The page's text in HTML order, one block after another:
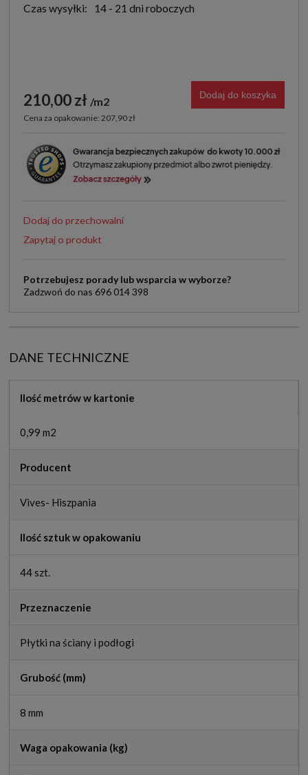
Czas wysyłki:
14 - 21 dni roboczych
210,00 zł m2
Cena za opakowanie: 207,90 zł
Dodaj do koszyka
Dodaj do przechowalni
Zapytaj o produkt
Potrzebujesz porady lub wsparcia w wyborze?
Zadzwoń do nas 696 014 398
DANE TECHNICZNE
Ilość metrów w kartonie
0,99 m2
Producent
Vives- Hiszpania
Ilość sztuk w opakowaniu
44 szt.
Przeznaczenie
Płytki na ściany i podłogi
Grubość (mm)
8 mm
Waga opakowania (kg)